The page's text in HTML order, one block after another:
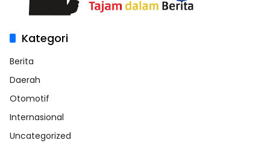
Kategori
Berita
Daerah
Otomotif
Internasional
Uncategorized